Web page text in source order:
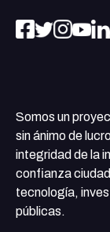
Somos un
sin ánimo de
integridad de la
confianza
tecnología,
públicas.